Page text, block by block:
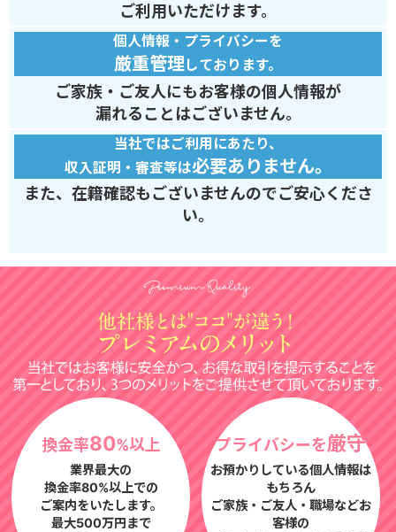
ご利用いただけます。
個人情報・プライバシーを
厳重管理しております。
ご家族・ご友人にもお客様の個人情報が
漏れることはございません。
当社ではご利用にあたり、
収入証明・審査等は必要ありません。
また、在籍確認もございませんのでご安心くださ
い。
換金率80%以上
業界最大の
換金率80%以上での
ご案内をいたします。
最大500万円まで
プライバシーを厳守
お預かりしている個人情報は
もちろん
ご家族・ご友人・職場などお
客様の